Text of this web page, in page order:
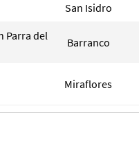
San Isidro
Parra del
Barranco
Miraflores